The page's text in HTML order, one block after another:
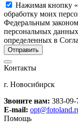
Нажимая кнопку
обработку моих
Федеральным
персональных
определенных в
Контакты
г. Новосибирск
Звоните нам: 383-09-
E-mail:
Помощь